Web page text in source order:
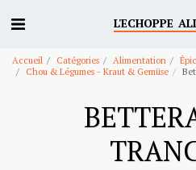
L'ECHOPPE
Accueil Catégories Alimentation
Chou & Légumes - Kraut & Gemüse